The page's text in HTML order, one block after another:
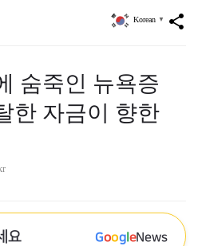
share
Korean ▼
숨죽인 뉴욕증
한 자금이 향한
요 GoogleNews